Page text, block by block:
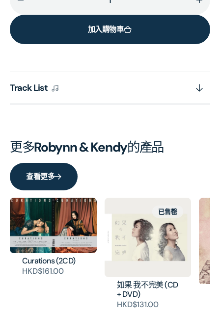
Away
數
量
增
加
Sail
數
量
加入購物車
Track List
更多Robynn & Kendy的產品
查看更多
Curations (2CD)
HKD$161.00
如果 我不完美 (CD
+ DVD)
HKD$131.00
已售罄